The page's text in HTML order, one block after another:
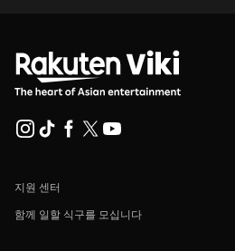
지원 센터
함께 일할 식구를 모십니다